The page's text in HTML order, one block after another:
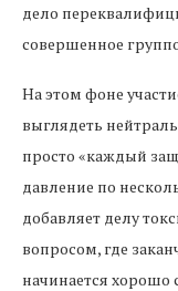
дело
совершенное
На этом фоне
выглядеть
просто «каждый
давление по
добавляет делу
вопросом, где
начинается